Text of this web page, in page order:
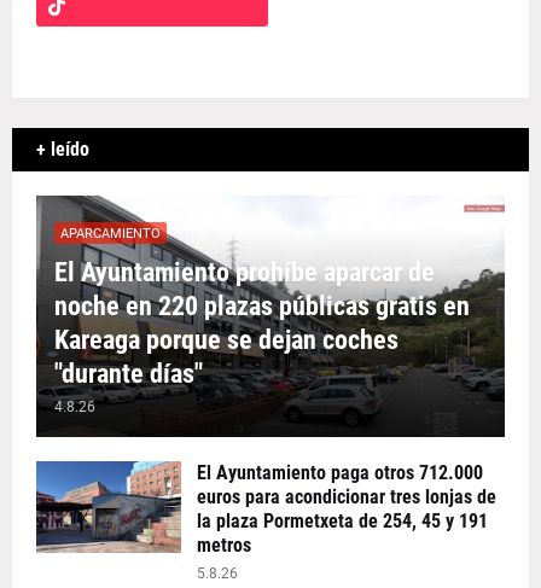
+ leído
APARCAMIENTO
El Ayuntamiento prohíbe aparcar de
noche en 220 plazas públicas gratis en
Kareaga porque se dejan coches
"durante días"
4.8.26
El Ayuntamiento paga otros 712.000
euros para acondicionar tres lonjas de
la plaza Pormetxeta de 254, 45 y 191
metros
5.8.26